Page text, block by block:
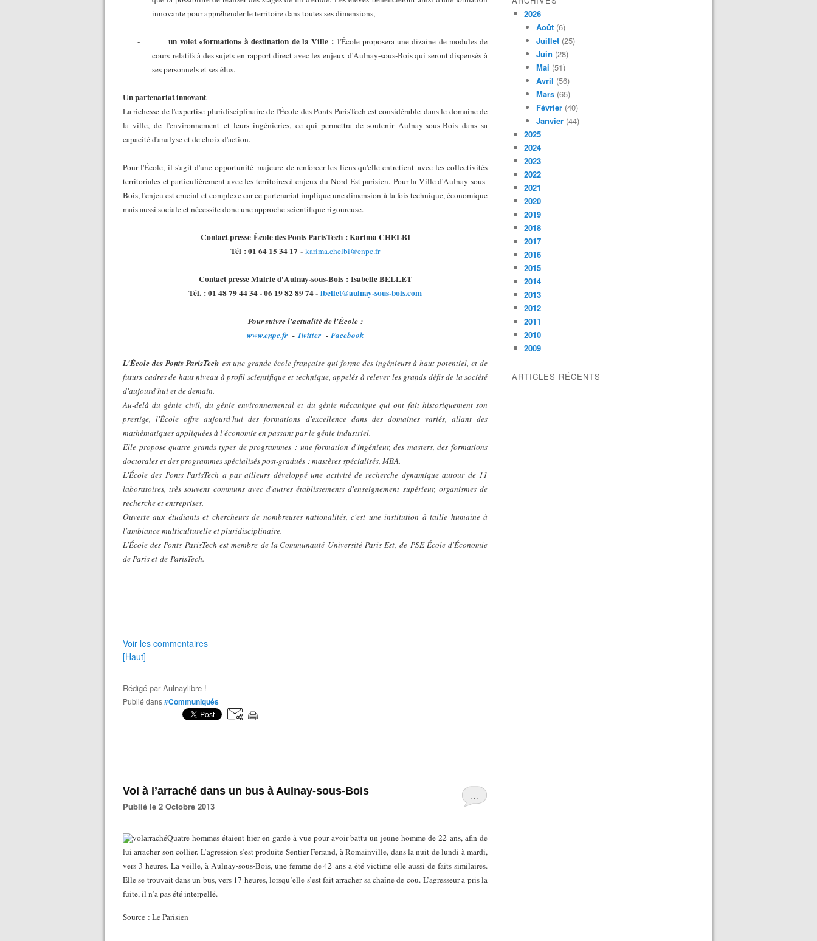
innovante pour appréhender le territoire dans toutes ses dimensions,
- un volet «formation» à destination de la Ville : l'École proposera une dizaine de modules de
cours relatifs à des sujets en rapport direct avec les enjeux d'Aulnay-sous-Bois qui seront dispensés à
ses personnels et ses élus.
Un partenariat innovant
La richesse de l'expertise pluridisciplinaire de l'École des Ponts ParisTech est considérable dans le domaine de
la ville, de l'environnement et leurs ingénieries, ce qui permettra de soutenir Aulnay-sous-Bois dans sa
capacité d'analyse et de choix d'action.
Pour l'École, il s'agit d'une opportunité majeure de renforcer les liens qu'elle entretient avec les collectivités
territoriales et particulièrement avec les territoires à enjeux du Nord-Est parisien. Pour la Ville d'Aulnay-sous-
Bois, l'enjeu est crucial et complexe car ce partenariat implique une dimension à la fois technique, économique
mais aussi sociale et nécessite donc une approche scientifique rigoureuse.
Contact presse École des Ponts ParisTech : Karima CHELBI
Tél : 01 64 15 34 17 - karima.chelbi@enpc.fr
Contact presse Mairie d'Aulnay-sous-Bois : Isabelle BELLET
Tél. : 01 48 79 44 34 - 06 19 82 89 74 - ibellet@aulnay-sous-bois.com
Pour suivre l'actualité de l'École :
www.enpc.fr - Twitter - Facebook
-----------------------------------------------------------------------------------------------------------------
L'École des Ponts ParisTech est une grande école française qui forme des ingénieurs à haut potentiel, et de
futurs cadres de haut niveau à profil scientifique et technique, appelés à relever les grands défis de la société
d'aujourd'hui et de demain.
Au-delà du génie civil, du génie environnemental et du génie mécanique qui ont fait historiquement son
prestige, l'École offre aujourd'hui des formations d'excellence dans des domaines variés, allant des
mathématiques appliquées à l'économie en passant par le génie industriel.
Elle propose quatre grands types de programmes : une formation d'ingénieur, des masters, des formations
doctorales et des programmes spécialisés post-gradués : mastères spécialisés, MBA.
L'École des Ponts ParisTech a par ailleurs développé une activité de recherche dynamique autour de 11
laboratoires, très souvent communs avec d'autres établissements d'enseignement supérieur, organismes de
recherche et entreprises.
Ouverte aux étudiants et chercheurs de nombreuses nationalités, c'est une institution à taille humaine à
l'ambiance multiculturelle et pluridisciplinaire.
L'École des Ponts ParisTech est membre de la Communauté Université Paris-Est, de PSE-École d'Économie
de Paris et de ParisTech.
Voir les commentaires
[Haut]
Rédigé parAulnaylibre !
Publié dans#Communiqués
…
Vol à l’arraché dans un bus à Aulnay-sous-Bois
Publié le 2 Octobre 2013
Quatre hommes étaient hier en garde à vue pour avoir battu un jeune homme de 22 ans, afin de
lui arracher son collier. L’agression s’est produite Sentier Ferrand, à Romainville, dans la nuit de lundi à mardi,
vers 3 heures. La veille, à Aulnay-sous-Bois, une femme de 42 ans a été victime elle aussi de faits similaires.
Elle se trouvait dans un bus, vers 17 heures, lorsqu’elle s’est fait arracher sa chaîne de cou. L’agresseur a pris la
fuite, il n’a pas été interpellé.
Source : Le Parisien
2026
Août (6)
Juillet (25)
Juin (28)
Mai (51)
Avril (56)
Mars (65)
Février (40)
Janvier (44)
2025
2024
2023
2022
2021
2020
2019
2018
2017
2016
2015
2014
2013
2012
2011
2010
2009
ARTICLES RÉCENTS